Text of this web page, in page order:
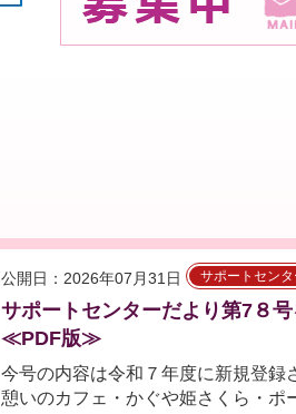
公開日：2026年07月31日 サポートセン
サポートセンターだより第7８
≪PDF版≫
今号の内容は令和７年度に新規登録
憩いのカフェ・かぐや姫さくら・ポ